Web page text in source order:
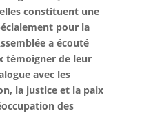
constituent une
pour la
a écouté
témoigner de leur
avec les
la justice et la paix
des